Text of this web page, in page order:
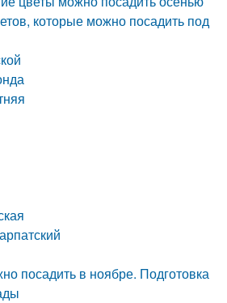
которые можно посадить под
посадить в ноябре. Подготовка